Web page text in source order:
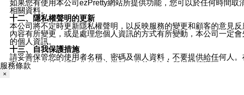
如果您有使用本公司ezPretty網站所提供功能，您可以於任何時間
相關資料。
十二、隱私權聲明的更新
本公司將不定時更新隱私權聲明，以反映服務的變更和顧客的意見
內容有所變更，或是處理您個人資訊的方式有所變動，本公司一定
的個人資訊。
十三、自我保護措施
請妥善保管您的使用者名稱、密碼及個人資料，不要提供給任何人
窗，以防止他人讀取您的個人資料、信件或進入所機關管理區。
服務條款
×